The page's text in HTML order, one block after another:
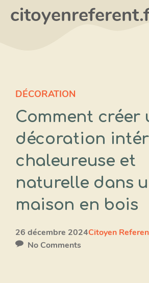
DÉCORATION
Comment créer
décoration
chaleureuse et
naturelle dans
maison en bois
26 décembre 2024Citoyen
No Comments